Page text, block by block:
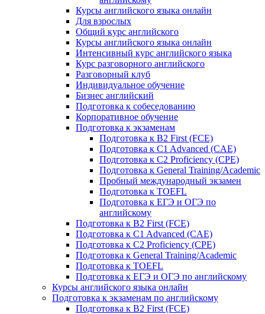
Курсы английского языка онлайн
Для взрослых
Общий курс английского
Курсы английского языка онлайн
Интенсивный курс английского языка
Курс разговорного английского
Разговорный клуб
Индивидуальное обучение
Бизнес английский
Подготовка к собеседованию
Корпоративное обучение
Подготовка к экзаменам
Подготовка к B2 First (FCE)
Подготовка к C1 Advanced (CAE)
Подготовка к C2 Proficiency (CPE)
Подготовка к General Training/Academic
Пробный международный экзамен
Подготовка к TOEFL
Подготовка к ЕГЭ и ОГЭ по
английскому
Подготовка к B2 First (FCE)
Подготовка к C1 Advanced (CAE)
Подготовка к C2 Proficiency (CPE)
Подготовка к General Training/Academic
Подготовка к TOEFL
Подготовка к ЕГЭ и ОГЭ по английскому
Курсы английского языка онлайн
Подготовка к экзаменам по английскому
Подготовка к B2 First (FCE)